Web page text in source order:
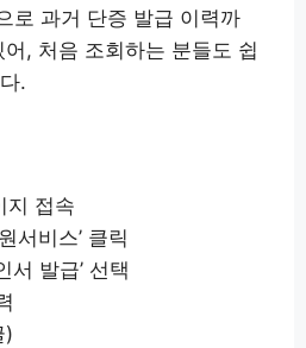
로 과거 단증 발급 이력까
, 처음 조회하는 분들도 쉽
.
지 접속
서비스’ 클릭
서 발급’ 선택
)